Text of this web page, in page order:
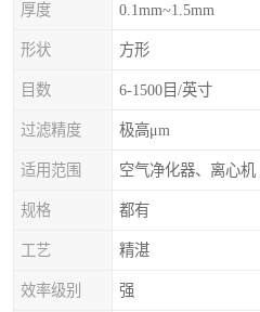
厚度 0.1mm~1.5mm
形状 方形
目数 6-1500目/英寸
过滤精度 极高μm
适用范围 空气净化器、离心机
规格 都有
工艺 精湛
效率级别 强